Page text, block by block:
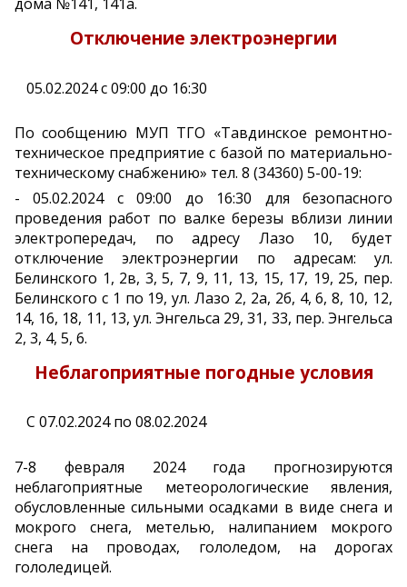
дома №141, 141а.
Отключение электроэнергии
05.02.2024 с 09:00 до 16:30
По сообщению МУП ТГО «Тавдинское ремонтно-
техническое предприятие с базой по материально-
техническому снабжению» тел. 8 (34360) 5-00-19:
- 05.02.2024 с 09:00 до 16:30 для безопасного
проведения работ по валке березы вблизи линии
электропередач, по адресу Лазо 10, будет
отключение электроэнергии по адресам: ул.
Белинского 1, 2в, 3, 5, 7, 9, 11, 13, 15, 17, 19, 25, пер.
Белинского с 1 по 19, ул. Лазо 2, 2а, 2б, 4, 6, 8, 10, 12,
14, 16, 18, 11, 13, ул. Энгельса 29, 31, 33, пер. Энгельса
2, 3, 4, 5, 6.
Неблагоприятные погодные условия
С 07.02.2024 по 08.02.2024
7-8 февраля 2024 года прогнозируются
неблагоприятные метеорологические явления,
обусловленные сильными осадками в виде снега и
мокрого снега, метелью, налипанием мокрого
снега на проводах, гололедом, на дорогах
гололедицей.